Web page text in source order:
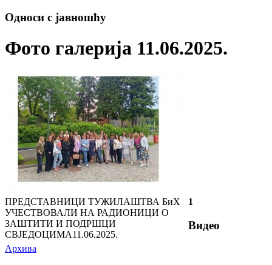
Односи с јавношћу
Фото галерија 11.06.2025.
ПРЕДСТАВНИЦИ ТУЖИЛАШТВА БиХ
УЧЕСТВОВАЛИ НА РАДИОНИЦИ О
ЗАШТИТИ И ПОДРШЦИ
СВЈЕДОЦИМА11.06.2025.
1
Видео
Архива